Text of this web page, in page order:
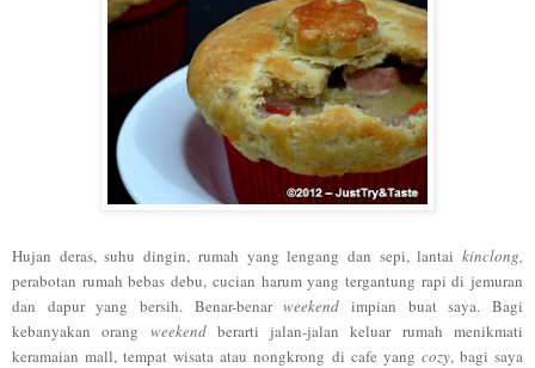
Hujan deras, suhu dingin, rumah yang lengang dan sepi, lantai kinclong,
perabotan rumah bebas debu, cucian harum yang tergantung rapi di jemuran
dan dapur yang bersih. Benar-benarweekend impian buat saya. Bagi
kebanyakan orang weekendberarti jalan-jalan keluar rumah menikmati
keramaian mall, tempat wisata atau nongkrong di cafe yang cozy, bagi saya